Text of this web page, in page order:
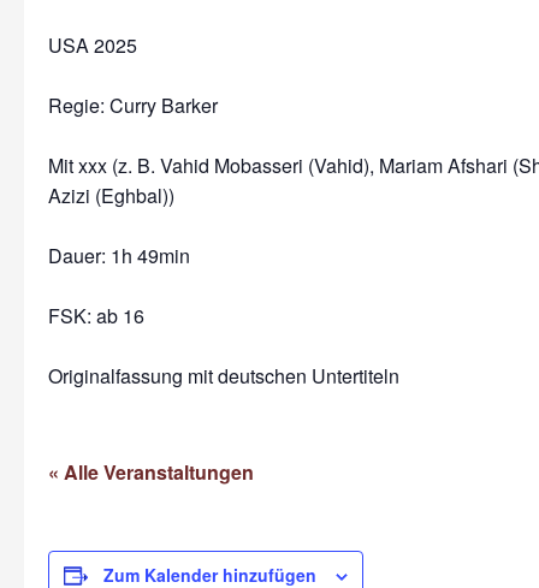
USA 2025
Regie: Curry Barker
Mit xxx (z. B. Vahid Mobasseri (Vahid), Mariam Afshari
Azizi (Eghbal))
Dauer: 1h 49min
FSK: ab 16
Originalfassung mit deutschen Untertiteln
« Alle Veranstaltungen
Zum Kalender hinzufügen